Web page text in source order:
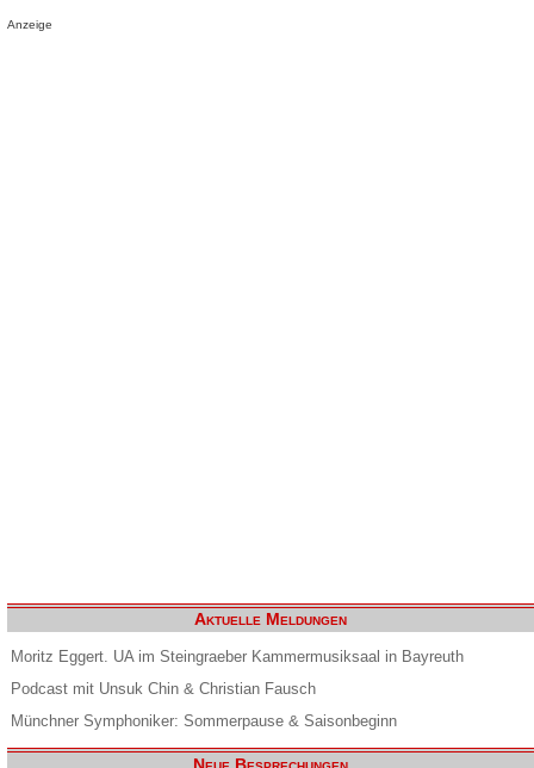
Anzeige
Aktuelle Meldungen
Moritz Eggert. UA im Steingraeber Kammermusiksaal in Bayreuth
Podcast mit Unsuk Chin & Christian Fausch
Münchner Symphoniker: Sommerpause & Saisonbeginn